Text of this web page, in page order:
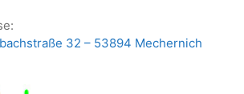
32 – 53894 Mechernich